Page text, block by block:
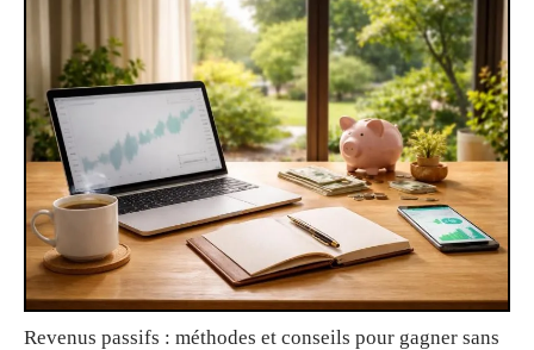
Revenus passifs : méthodes et conseils pour gagner sans